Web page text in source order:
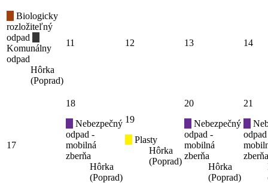
Biologicky
rozložiteľný
odpad
Komunálny
odpad
Hôrka
(Poprad)
11 12 13 14
17
18
Nebezpečný
odpad -
mobilná
zberňa
Hôrka
(Poprad)
19
Plasty
Hôrka
(Poprad)
20
Nebezpečný
odpad -
mobilná
zberňa
Hôrka
(Poprad)
21
zberňa